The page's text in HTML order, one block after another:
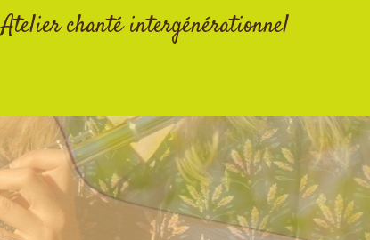
Atelier chanté intergénérationnel